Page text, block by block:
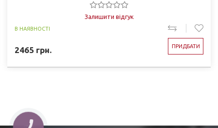
Залишити відгук
В НАЯВНОСТІ
2465 грн. ПРИДБАТИ